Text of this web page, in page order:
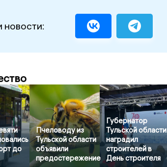
до
Пчеловоду из
Тульской области
объявили
предостережение
Губернатор
Тульской области
наградил
строителей в
День строителя